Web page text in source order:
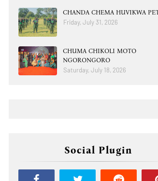
CHANDA CHEMA HUVIKWA
Friday, July 31, 2026
CHUMA CHIKOLI MOTO
NGORONGORO
Saturday, July 18, 2026
Social Plugin